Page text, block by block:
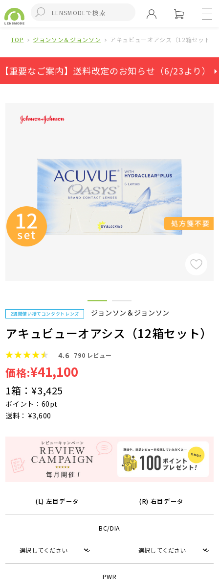
TOP ジョンソン＆ジョンソン アキュビューオアシス（12箱セット）
【重要なご案内】送料改定のお知らせ（6/23より） ⏵
2週間使い捨てコンタクトレンズ ジョンソン＆ジョンソン
アキュビューオアシス（12箱セット）
4.6 790 レビュー
価格:¥41,100
1箱：¥3,425
ポイント：60pt
送料： ¥3,600
(L) 左目データ (R) 右目データ
BC/DIA
PWR